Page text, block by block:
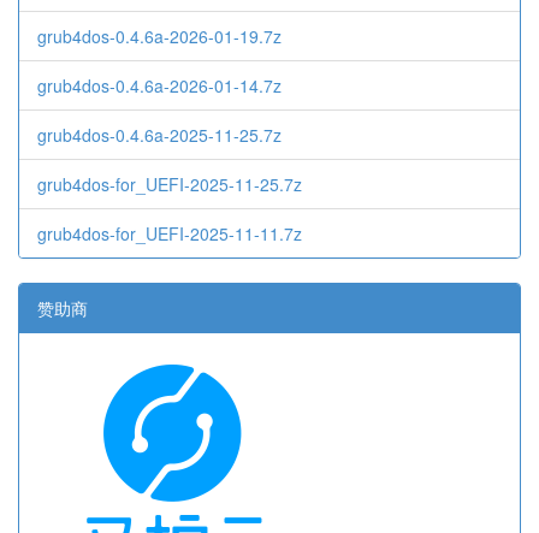
grub4dos-0.4.6a-2026-01-19.7z
grub4dos-0.4.6a-2026-01-14.7z
grub4dos-0.4.6a-2025-11-25.7z
grub4dos-for_UEFI-2025-11-25.7z
grub4dos-for_UEFI-2025-11-11.7z
赞助商